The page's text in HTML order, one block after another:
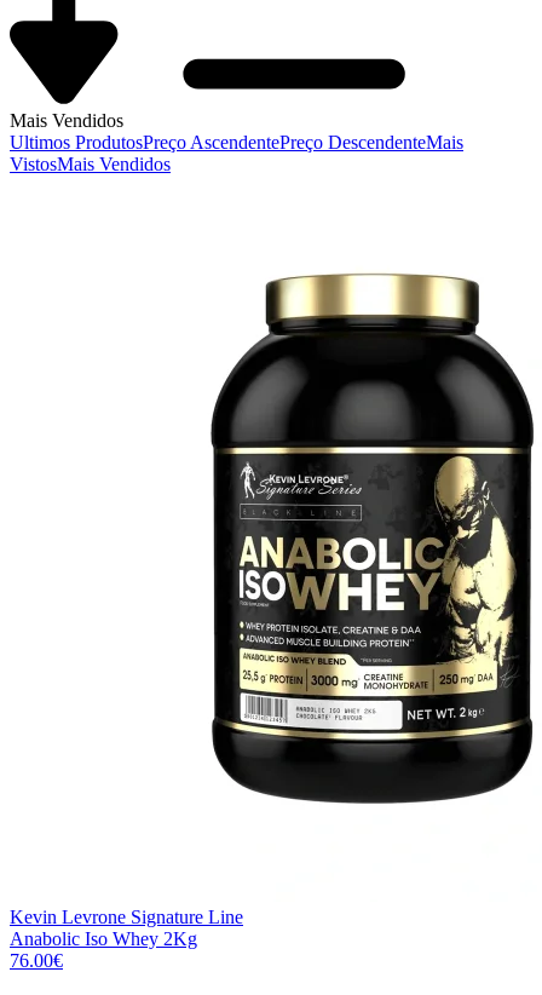
Mais Vendidos
Ultimos ProdutosPreço AscendentePreço DescendenteMais
VistosMais Vendidos
Kevin Levrone Signature Line
Anabolic Iso Whey 2Kg
76.00€